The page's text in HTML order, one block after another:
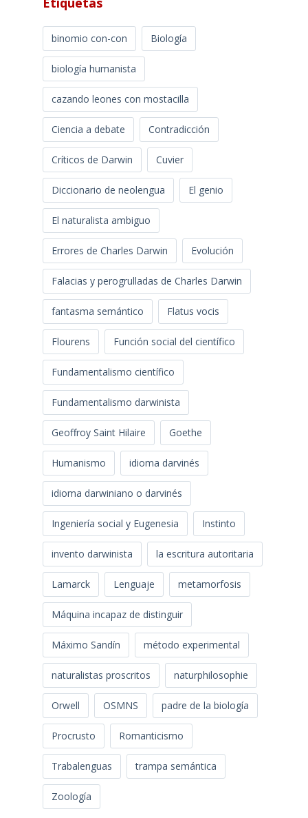
binomio con-con Biología
biología humanista
cazando leones con mostacilla
Ciencia a debate Contradicción
Críticos de Darwin Cuvier
Diccionario de neolengua El genio
El naturalista ambiguo
Errores de Charles Darwin Evolución
Falacias y perogrulladas de Charles Darwin
fantasma semántico Flatus vocis
Flourens Función social del científico
Fundamentalismo científico
Fundamentalismo darwinista
Geoffroy Saint Hilaire Goethe
Humanismo idioma darvinés
idioma darwiniano o darvinés
Ingeniería social y Eugenesia Instinto
invento darwinista la escritura autoritaria
Lamarck Lenguaje metamorfosis
Máquina incapaz de distinguir
Máximo Sandín método experimental
naturalistas proscritos naturphilosophie
Orwell OSMNS padre de la biología
Procrusto Romanticismo
Trabalenguas trampa semántica
Zoología